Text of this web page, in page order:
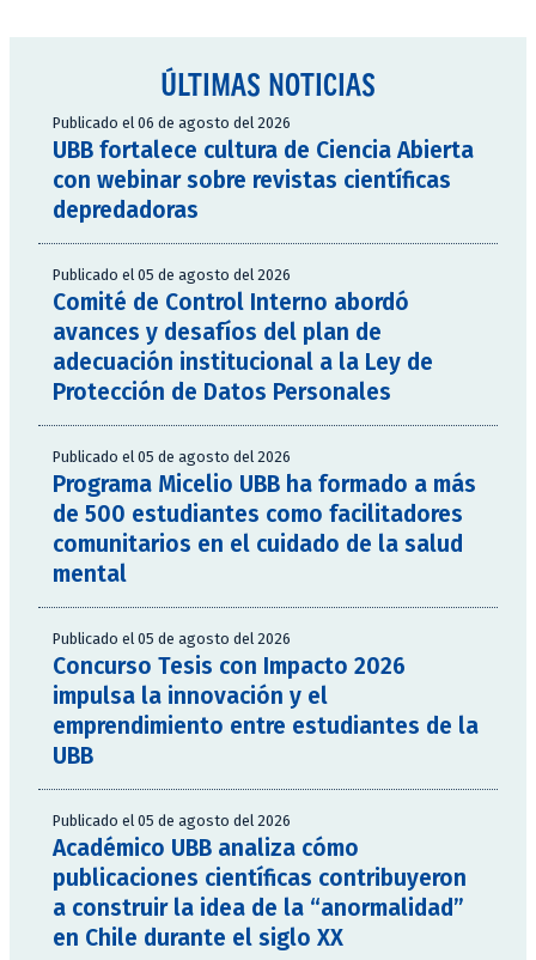
ÚLTIMAS NOTICIAS
Publicado el 06 de agosto del 2026
UBB fortalece cultura de Ciencia Abierta
con webinar sobre revistas científicas
depredadoras
Publicado el 05 de agosto del 2026
Comité de Control Interno abordó
avances y desafíos del plan de
adecuación institucional a la Ley de
Protección de Datos Personales
Publicado el 05 de agosto del 2026
Programa Micelio UBB ha formado a más
de 500 estudiantes como facilitadores
comunitarios en el cuidado de la salud
mental
Publicado el 05 de agosto del 2026
Concurso Tesis con Impacto 2026
impulsa la innovación y el
emprendimiento entre estudiantes de la
UBB
Publicado el 05 de agosto del 2026
Académico UBB analiza cómo
publicaciones científicas contribuyeron
a construir la idea de la “anormalidad”
en Chile durante el siglo XX